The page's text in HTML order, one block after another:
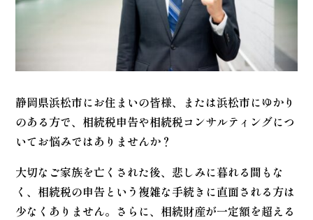
静岡県浜松市にお住まいの皆様、または浜松市にゆかり
のある方で、相続税申告や相続税コンサルティングにつ
いてお悩みではありませんか？
大切なご家族を亡くされた後、悲しみに暮れる間もな
く、相続税の申告という複雑な手続きに直面される方は
少なくありません。さらに、相続財産が一定額を超える